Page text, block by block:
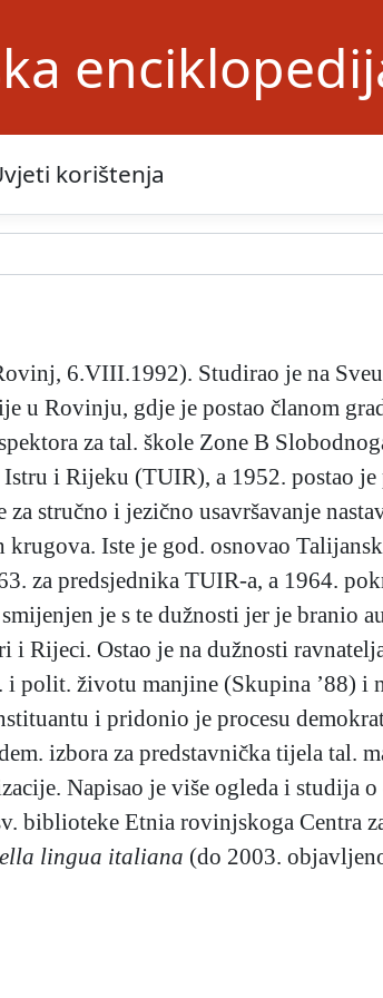
korištenja
6.VIII.1992). Studirao je na
u Rovinju, gdje je postao članom
za tal. škole Zone B
i Rijeku (TUIR), a 1952. postao
stručno i jezično usavršavanje
Iste je god. osnovao
za predsjednika TUIR-a, a 1964.
je s te dužnosti jer je branio
i Rijeci. Ostao je na dužnosti
životu manjine (Skupina ’88) i
i pridonio je procesu
izbora za predstavnička tijela tal.
Napisao je više ogleda i studija
biblioteke Etnia rovinjskoga Centra
lingua italiana (do 2003.